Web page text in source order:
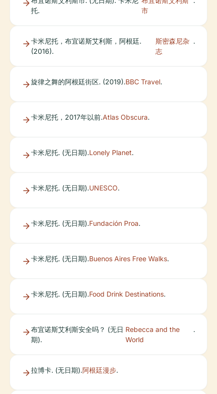
托.
市
卡米尼托，布宜诺斯艾利斯，阿根廷.
(2016).
斯密森尼杂
志
.
旋律之舞的阿根廷街区. (2019).BBC Travel.
卡米尼托，2017年以前.Atlas Obscura.
卡米尼托. (无日期).Lonely Planet.
卡米尼托. (无日期).UNESCO.
卡米尼托. (无日期).Fundación Proa.
卡米尼托. (无日期).Buenos Aires Free Walks.
卡米尼托. (无日期).Food Drink Destinations.
布宜诺斯艾利斯安全吗？ (无日
期).
Rebecca and the
World
.
拉博卡. (无日期).阿根廷漫步.